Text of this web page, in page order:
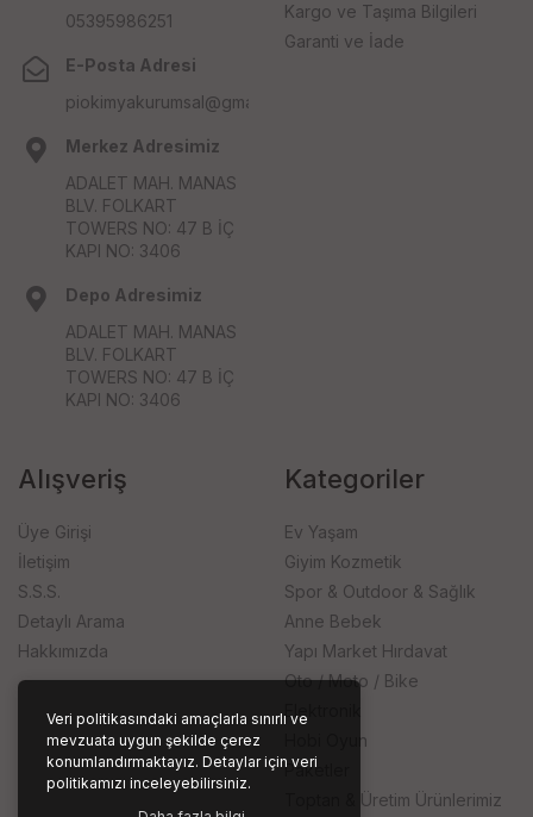
Veri politikasındaki amaçlarla sınırlı ve
mevzuata uygun şekilde çerez
konumlandırmaktayız. Detaylar için veri
politikamızı inceleyebilirsiniz.
05395986251
E-Posta Adresi
piokimyakurumsal@gmail.com
Merkez Adresimiz
ADALET MAH. MANAS
BLV. FOLKART
TOWERS NO: 47 B İÇ
KAPI NO: 3406
Depo Adresimiz
ADALET MAH. MANAS
BLV. FOLKART
TOWERS NO: 47 B İÇ
KAPI NO: 3406
Kargo ve Taşıma Bilgileri
Garanti ve İade
Alışveriş
Üye Girişi
İletişim
S.S.S.
Detaylı Arama
Hakkımızda
Kategoriler
Ev Yaşam
Giyim Kozmetik
Spor & Outdoor & Sağlık
Anne Bebek
Yapı Market Hırdavat
Oto / Moto / Bike
Hobi Oyun
Paketler
Toptan & Üretim Ürünlerimiz